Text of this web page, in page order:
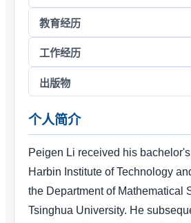
教育经历
工作经历
出版物
个人简介
Peigen Li received his
Harbin Institute of Technology
the Department of Mathematical
Tsinghua University. He